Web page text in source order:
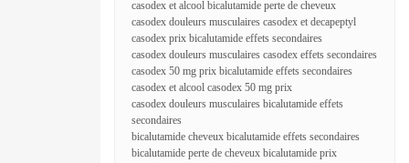
casodex et alcool bicalutamide perte de cheveux
casodex douleurs musculaires casodex et decapeptyl
casodex prix bicalutamide effets secondaires
casodex douleurs musculaires casodex effets secondaires
casodex 50 mg prix bicalutamide effets secondaires
casodex et alcool casodex 50 mg prix
casodex douleurs musculaires bicalutamide effets
secondaires
bicalutamide cheveux bicalutamide effets secondaires
bicalutamide perte de cheveux bicalutamide prix